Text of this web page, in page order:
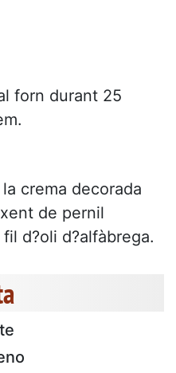
forn durant 25
crema decorada
de pernil
d?oli d?alfàbrega.